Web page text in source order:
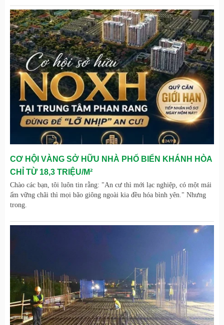
CƠ HỘI VÀNG SỞ HỮU NHÀ PHỐ BIỂN KHÁNH HÒA
CHỈ TỪ 18,3 TRIỆU/M²
Chào các bạn, tôi luôn tin rằng: "An cư thì mới lạc nghiệp, có một mái
ấm vững chãi thì mọi bão giông ngoài kia đều hóa bình yên." Nhưng
trong.